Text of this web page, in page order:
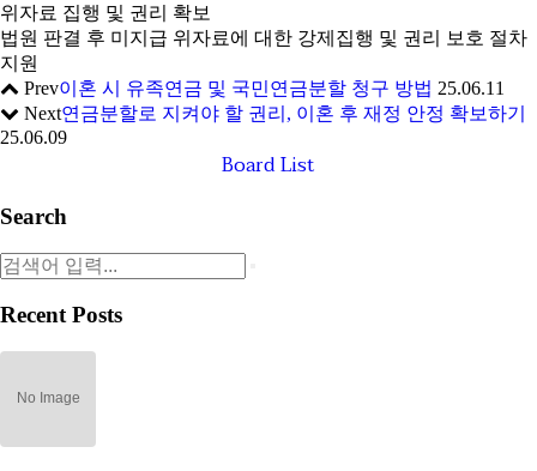
위자료 집행 및 권리 확보
법원 판결 후 미지급 위자료에 대한 강제집행 및 권리 보호 절차
지원
Prev이혼 시 유족연금 및 국민연금분할 청구 방법 25.06.11
Next연금분할로 지켜야 할 권리, 이혼 후 재정 안정 확보하기
25.06.09
Board List
Search
Recent Posts